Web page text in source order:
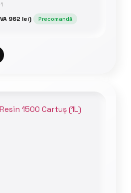
962 lei) Precomandă